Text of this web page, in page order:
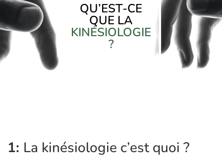
QU’EST-CE
QUE LA
KINÉSIOLOGIE
?
1: La kinésiologie c’est quoi ?